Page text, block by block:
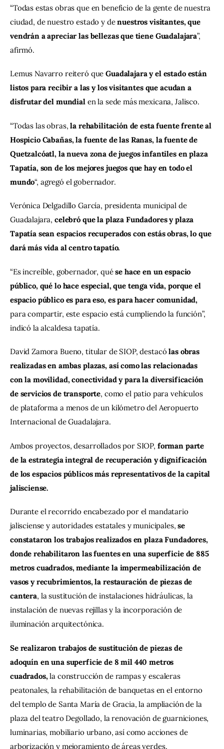
“Todas estas obras que en beneficio de la gente de nuestra
ciudad, de nuestro estado y de nuestros visitantes, que
vendrán a apreciar las bellezas que tiene Guadalajara”,
afirmó.
Lemus Navarro reiteró que Guadalajara y el estado están
listos para recibir a las y los visitantes que acudan a
disfrutar del mundial en la sede más mexicana, Jalisco.
“Todas las obras, la rehabilitación de esta fuente frente al
Hospicio Cabañas, la fuente de las Ranas, la fuente de
Quetzalcóatl, la nueva zona de juegos infantiles en plaza
Tapatía, son de los mejores juegos que hay en todo el
mundo“, agregó el gobernador.
Verónica Delgadillo García, presidenta municipal de
Guadalajara, celebró que la plaza Fundadores y plaza
Tapatía sean espacios recuperados con estás obras, lo que
dará más vida al centro tapatío.
“Es increíble, gobernador, qué se hace en un espacio
público, qué lo hace especial, que tenga vida, porque el
espacio público es para eso, es para hacer comunidad,
para compartir, este espacio está cumpliendo la función”,
indicó la alcaldesa tapatía.
David Zamora Bueno, titular de SIOP, destacó las obras
realizadas en ambas plazas, así como las relacionadas
con la movilidad, conectividad y para la diversificación
de servicios de transporte, como el patio para vehículos
de plataforma a menos de un kilómetro del Aeropuerto
Internacional de Guadalajara.
Ambos proyectos, desarrollados por SIOP, forman parte
de la estrategia integral de recuperación y dignificación
de los espacios públicos más representativos de la capital
jalisciense.
Durante el recorrido encabezado por el mandatario
jalisciense y autoridades estatales y municipales, se
constataron los trabajos realizados en plaza Fundadores,
donde rehabilitaron las fuentes en una superficie de 885
metros cuadrados, mediante la impermeabilización de
vasos y recubrimientos, la restauración de piezas de
cantera, la sustitución de instalaciones hidráulicas, la
instalación de nuevas rejillas y la incorporación de
iluminación arquitectónica.
Se realizaron trabajos de sustitución de piezas de
adoquín en una superficie de 8 mil 440 metros
cuadrados, la construcción de rampas y escaleras
peatonales, la rehabilitación de banquetas en el entorno
del templo de Santa María de Gracia, la ampliación de la
plaza del teatro Degollado, la renovación de guarniciones,
luminarias, mobiliario urbano, así como acciones de
arborización y mejoramiento de áreas verdes.